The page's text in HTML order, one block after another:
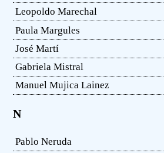
Leopoldo Marechal
Paula Margules
José Martí
Gabriela Mistral
Manuel Mujica Lainez
N
Pablo Neruda